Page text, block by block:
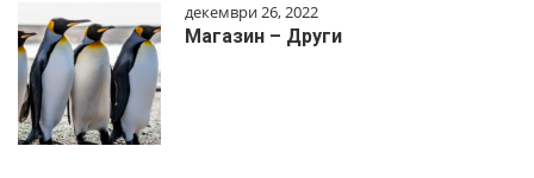
декември 26, 2022
Магазин – Други